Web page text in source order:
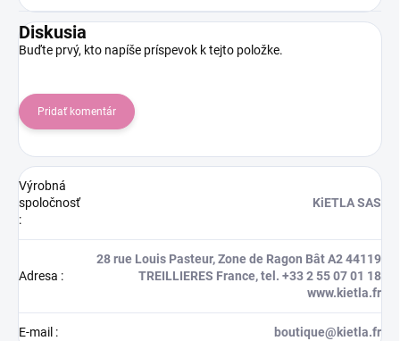
Diskusia
Buďte prvý, kto napíše príspevok k tejto položke.
Pridať komentár
Výrobná
spoločnosť
:
KiETLA SAS
Adresa :
28 rue Louis Pasteur, Zone de Ragon Bât A2 44119
TREILLIERES France, tel. +33 2 55 07 01 18
www.kietla.fr
E-mail : boutique@kietla.fr